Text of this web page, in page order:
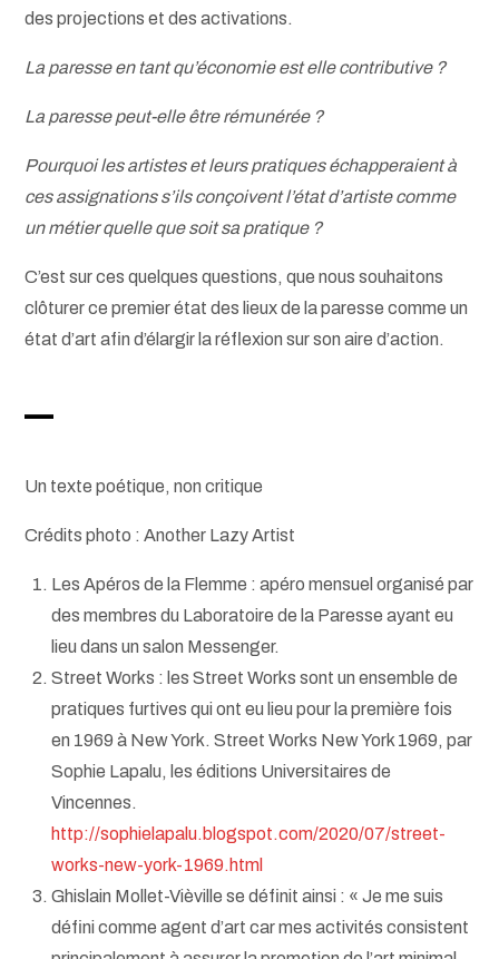
des projections et des activations.
La paresse en tant qu’économie est elle contributive ?
La paresse peut-elle être rémunérée ?
Pourquoi les artistes et leurs pratiques échapperaient à
ces assignations s’ils conçoivent l’état d’artiste comme
un métier quelle que soit sa pratique ?
C’est sur ces quelques questions, que nous souhaitons
clôturer ce premier état des lieux de la paresse comme un
état d’art afin d’élargir la réflexion sur son aire d’action.
–
Un texte poétique, non critique
Crédits photo : Another Lazy Artist
Les Apéros de la Flemme : apéro mensuel organisé par
des membres du Laboratoire de la Paresse ayant eu
lieu dans un salon Messenger.
Street Works : les Street Works sont un ensemble de
pratiques furtives qui ont eu lieu pour la première fois
en 1969 à New York. Street Works New York 1969, par
Sophie Lapalu, les éditions Universitaires de
Vincennes.
http://sophielapalu.blogspot.com/2020/07/street-
works-new-york-1969.html
Ghislain Mollet-Vièville se définit ainsi : « Je me suis
défini comme agent d’art car mes activités consistent